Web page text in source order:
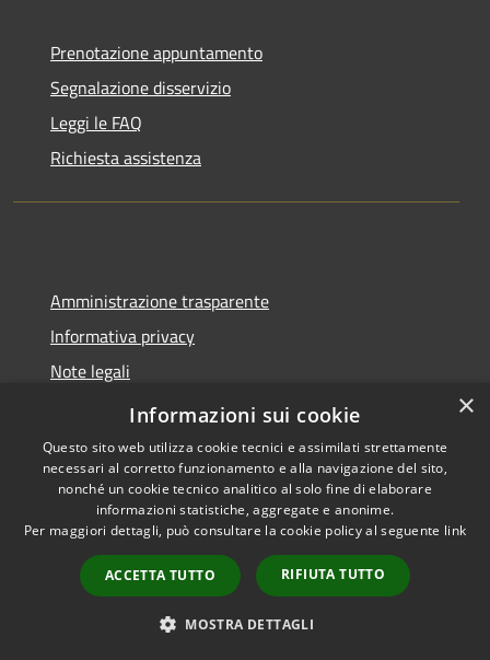
Prenotazione appuntamento
Segnalazione disservizio
Leggi le FAQ
Richiesta assistenza
Amministrazione trasparente
Informativa privacy
Note legali
Dichiarazione di accessibilità
Accessibilità
Copyright © 2026 • Comune di
Castel del Giudice • Powered by
Municipium•
Accesso
redazione
×
Informazioni sui cookie
Questo sito web utilizza cookie tecnici e assimilati strettamente
necessari al corretto funzionamento e alla navigazione del sito,
nonché un cookie tecnico analitico al solo fine di elaborare
informazioni statistiche, aggregate e anonime.
Per maggiori dettagli, può consultare la cookie policy al seguente link
ACCETTA TUTTO RIFIUTA TUTTO
MOSTRA DETTAGLI